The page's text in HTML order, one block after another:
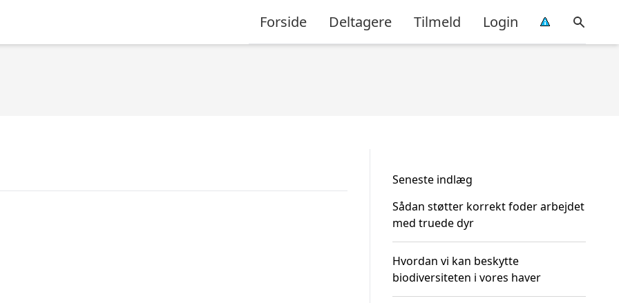
Forside Deltagere Tilmeld Login
Seneste indlæg
Sådan støtter korrekt foder arbejdet
med truede dyr
Hvordan vi kan beskytte
biodiversiteten i vores haver